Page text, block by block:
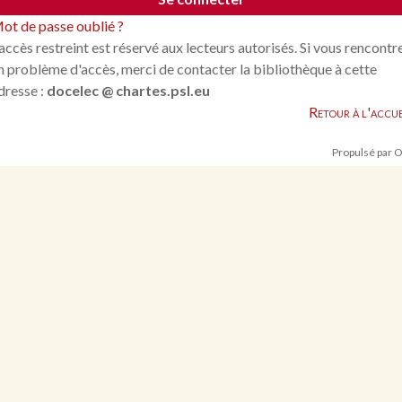
de passe oublié ?
restreint est réservé aux lecteurs autorisés. Si vous
problème d'accès, merci de contacter la bibliothèque à cette
: docelec @ chartes.psl.eu
Retour à
Propulsé par